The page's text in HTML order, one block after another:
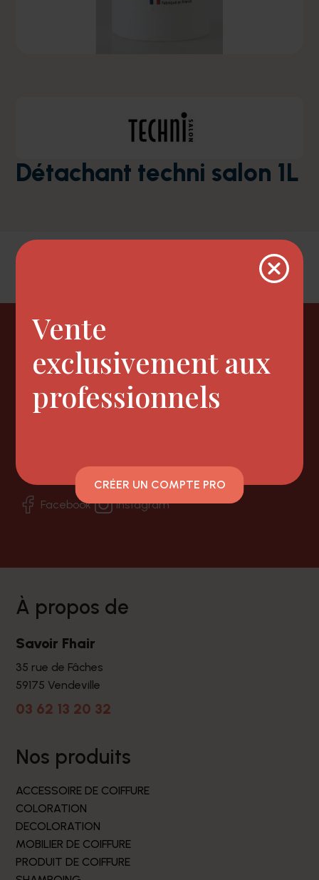
Détachant techni salon 1L
Newsletter
Facebook Instagram
à propos de
Savoir Fhair
35 rue de Fâches
59175 Vendeville
03 62 13 20 32
nos produits
ACCESSOIRE DE COIFFURE
COLORATION
DECOLORATION
MOBILIER DE COIFFURE
PRODUIT DE COIFFURE
Vente
exclusivement aux
professionnels
CRÉER UN COMPTE PRO